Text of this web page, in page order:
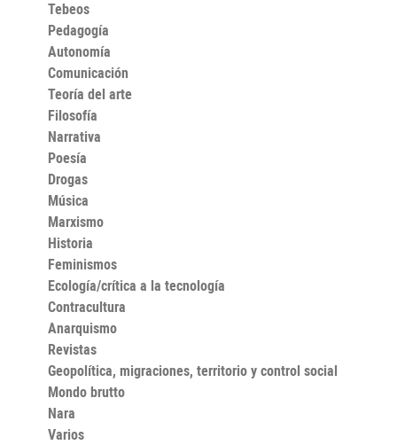
Tebeos
Pedagogía
Autonomía
Comunicación
Teoría del arte
Filosofía
Narrativa
Poesía
Drogas
Música
Marxismo
Historia
Feminismos
Ecología/crítica a la tecnología
Contracultura
Anarquismo
Revistas
Geopolítica, migraciones, territorio y control social
Mondo brutto
Nara
Varios